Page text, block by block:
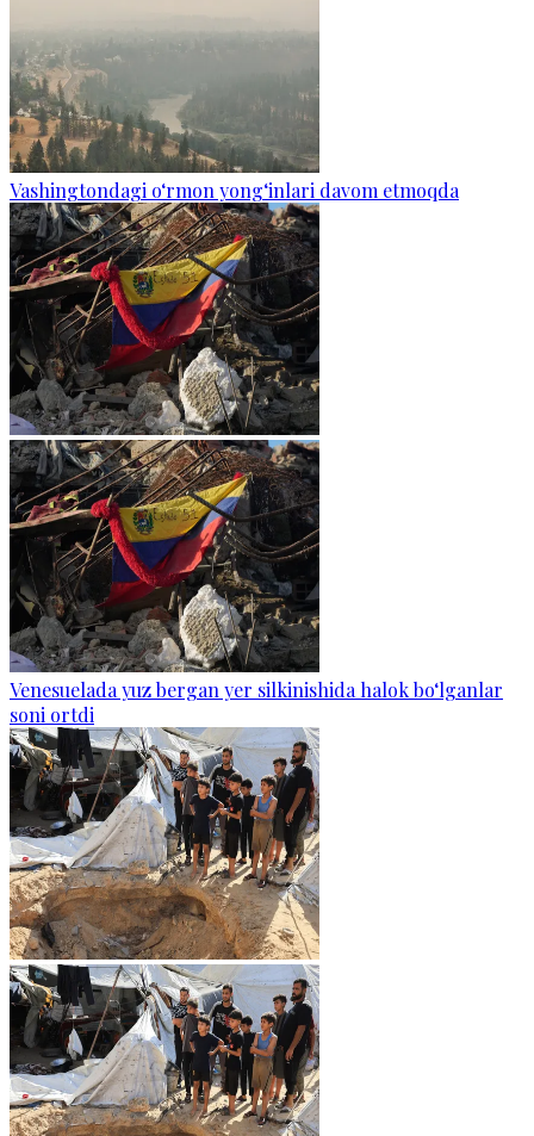
Vashingtondagi o‘rmon yong‘inlari davom etmoqda
Venesuelada yuz bergan yer silkinishida halok bo‘lganlar
soni ortdi